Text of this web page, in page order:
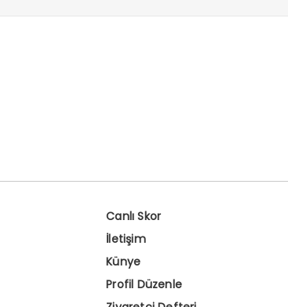
Canlı Skor
İletişim
Künye
Profil Düzenle